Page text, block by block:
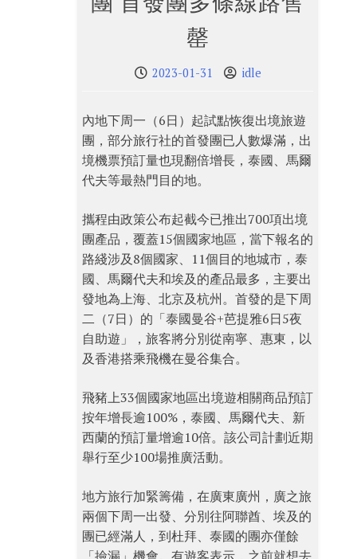
罄
2023-01-31 idle
內地下周一（6日）起試點恢復出境旅遊
團，部分旅行社的首發團已人數爆滿，出
境機票預訂量也現翻倍增長，泰國、馬爾
代夫等最熱門目的地。
攜程由政策公布起截今已推出700項出境
團產品，覆蓋15個國家地區，當下報名的
路綫涉及8個國家、11個目的地城市，泰
國、馬爾代夫和埃及的產品最多，主要出
發地為上海、北京及杭州。首發的是下周
二（7日）的「泰國曼谷+芭提雅6日5夜
自助遊」，旅客將分別從南寧、惠東，以
及香港搭乘飛機在曼谷集合。
飛豬上33個國家地區出境遊相關商品預訂
按年增長逾100%，泰國、馬爾代夫、新
西蘭的預訂量增逾10倍。該公司計劃近期
舉行至少100場推廣活動。
地方旅行加緊籌備，在廣東廣州，廣之旅
兩個下周一出發、分別往阿聯酋、埃及的
團已經滿人，到杜拜、泰國的團亦僅餘